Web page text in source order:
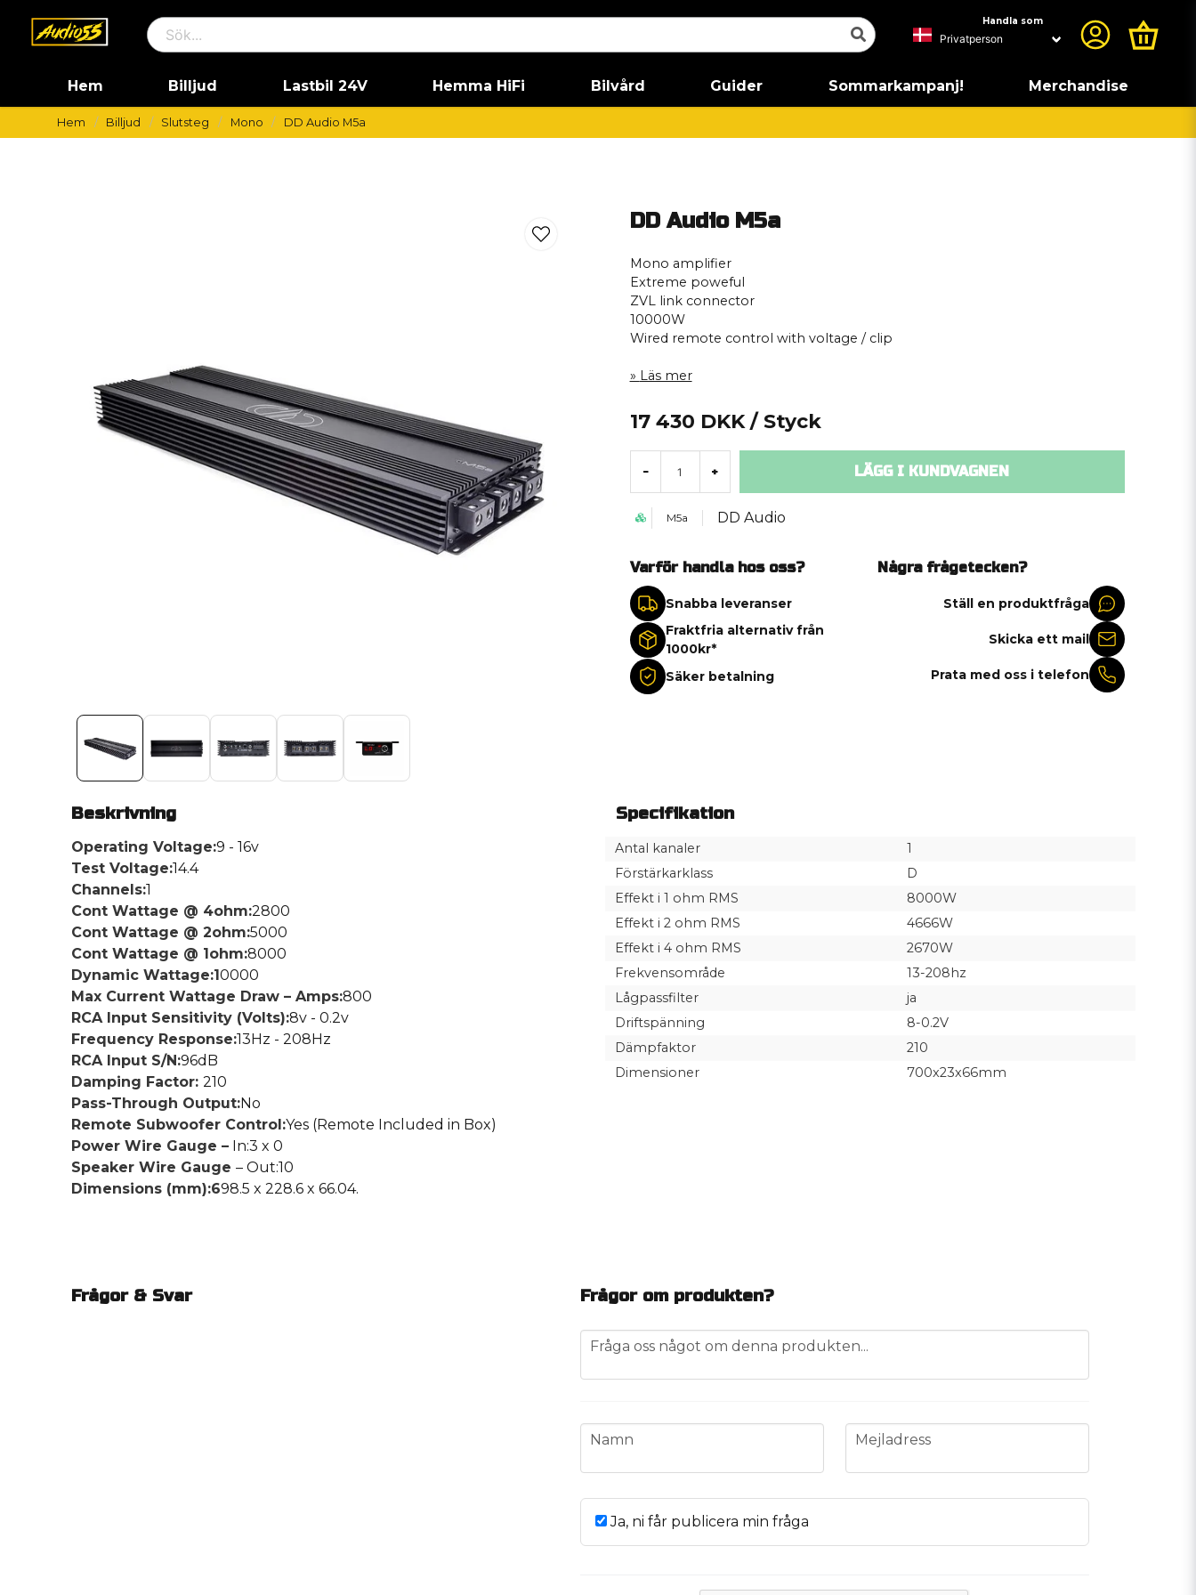
Handla som
Hem Billjud Lastbil 24V Hemma HiFi Bilvård Guider Sommarkampanj! Merchandise
Hem Billjud Slutsteg Mono DD Audio M5a
DD Audio M5a
Mono amplifier
Extreme poweful
ZVL link connector
10000W
Wired remote control with voltage / clip
Läs mer
17 430 DKK / Styck
- + LÄGG I KUNDVAGNEN
M5a DD Audio
Varför handla hos oss?
Snabba leveranser
Fraktfria alternativ från
1000kr*
Säker betalning
Några frågetecken?
Ställ en produktfråga
Skicka ett mail
Prata med oss i telefon
Beskrivning
Operating Voltage:9 - 16v
Test Voltage:14.4
Channels:1
Cont Wattage @ 4ohm:2800
Cont Wattage @ 2ohm:5000
Cont Wattage @ 1ohm:8000
Dynamic Wattage:1 0000
Max Current Wattage Draw – Amps:800
RCA Input Sensitivity (Volts):8v - 0.2v
Frequency Response:13Hz - 208Hz
RCA Input S/N:96dB
Damping Factor: 210
Pass-Through Output:No
Remote Subwoofer Control:Yes (Remote Included in Box)
Power Wire Gauge – In:3 x 0
Speaker Wire Gauge – Out:10
Dimensions (mm):698.5 x 228.6 x 66.04.
Specifikation
Antal kanaler
1
Förstärkarklass
D
Effekt i 1 ohm RMS
8000W
Effekt i 2 ohm RMS
4666W
Effekt i 4 ohm RMS
2670W
Frekvensområde
13-208hz
Lågpassfilter
ja
Driftspänning
8-0.2V
Dämpfaktor
210
Dimensioner
700x23x66mm
Frågor & Svar Frågor om produkten?
question
Fråga oss något om denna produkten...
name
Namn email
Mejladress
Ja, ni får publicera min fråga